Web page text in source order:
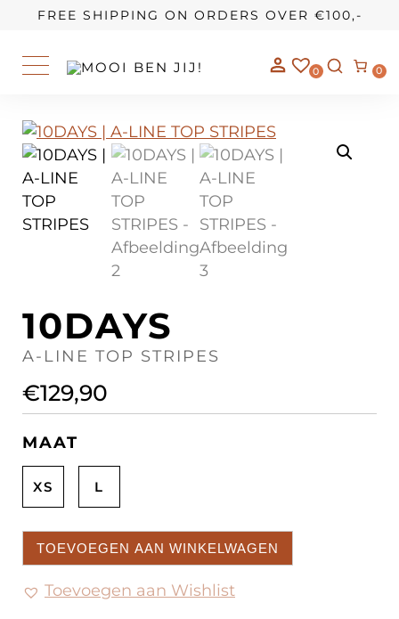
FREE SHIPPING ON ORDERS OVER €100,-
0 0
OUR STORY
10DAYS
A-LINE TOP STRIPES
€129,90
MAAT
XS L
TOEVOEGEN AAN WINKELWAGEN
Toevoegen aan Wishlist